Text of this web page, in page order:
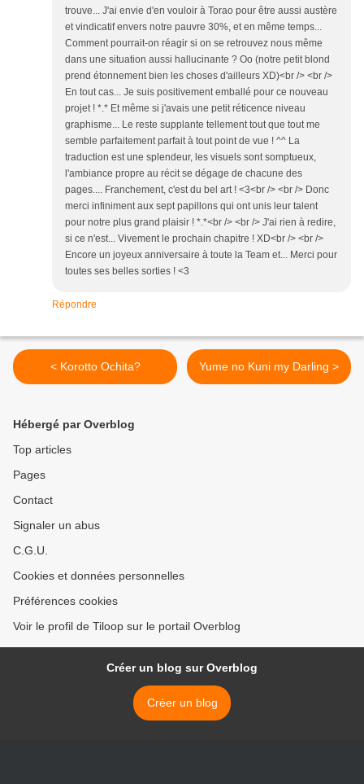
trouve... J'ai envie d'en vouloir à Torao pour être aussi austère
et vindicatif envers notre pauvre 30%, et en même temps...
Comment pourrait-on réagir si on se retrouvez nous même
dans une situation aussi hallucinante ? Oo (notre petit blond
prend étonnement bien les choses d'ailleurs XD)<br /> <br />
En tout cas... Je suis positivement emballé pour ce nouveau
projet ! *.* Et même si j'avais une petit réticence niveau
graphisme... Le reste supplante tellement tout que tout me
semble parfaitement parfait à tout point de vue ! ^^ La
traduction est une splendeur, les visuels sont somptueux,
l'ambiance propre au récit se dégage de chacune des
pages.... Franchement, c'est du bel art ! <3<br /> <br /> Donc
merci infiniment aux sept papillons qui ont unis leur talent
pour notre plus grand plaisir ! *.*<br /> <br /> J'ai rien à redire,
si ce n'est... Vivement le prochain chapitre ! XD<br /> <br />
Encore un joyeux anniversaire à toute la Team et... Merci pour
toutes ses belles sorties ! <3
Répondre
< Korotto Ochita? Yume no Kuni my Darling >
Hébergé par Overblog
Top articles
Pages
Contact
Signaler un abus
C.G.U.
Cookies et données personnelles
Préférences cookies
Voir le profil de Tiloop sur le portail Overblog
Créer un blog sur Overblog
Créer un blog